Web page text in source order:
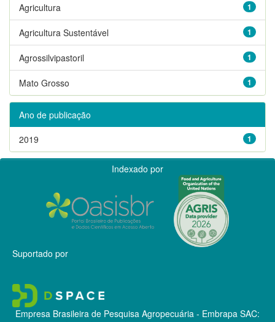
1
Agricultura
1
Agricultura Sustentável
1
Agrossilvipastoril
1
Mato Grosso
Ano de publicação
1
2019
Indexado por
Suportado por
Empresa Brasileira de Pesquisa Agropecuária - Embrapa SAC: